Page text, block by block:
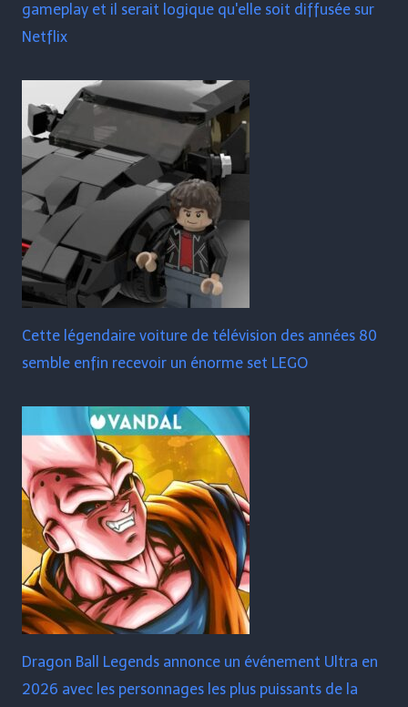
gameplay et il serait logique qu'elle soit diffusée sur
Netflix
Cette légendaire voiture de télévision des années 80
semble enfin recevoir un énorme set LEGO
Dragon Ball Legends annonce un événement Ultra en
2026 avec les personnages les plus puissants de la